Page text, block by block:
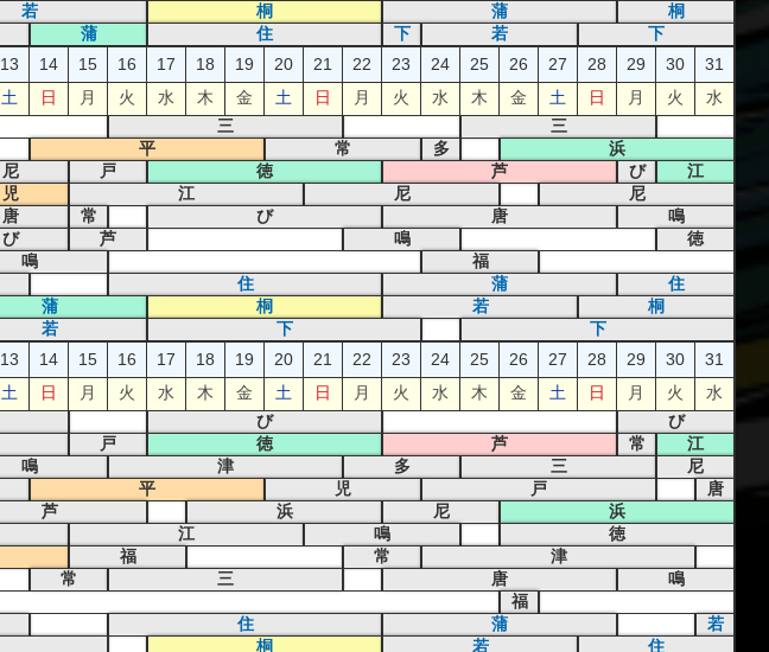
若 桐 蒲
桐
蒲 住 下 若 下
13 14 15 16 17 18 19 20 21 22 23 24 25 26 27 28 29 30
31
土 日 月 火 水 木 金 土 日 月 火 水 木 金 土 日 月 火 水
三 三
平 常 多
浜
尼 戸 徳 芦 び
江
児 江 尼
尼
唐 常 び 唐
鳴
び 芦 鳴
徳
鳴 福
住 蒲
住
蒲 桐 若
桐
若 下 下
13 14 15 16 17 18 19 20 21 22 23 24 25 26 27 28 29 30
31
土 日 月 火 水 木 金 土 日 月 火 水 木 金 土 日 月 火 水
び び
戸 徳 芦 常
江
鳴 津 多 三
尼
平 児 戸
唐
芦 浜 尼
浜
江 鳴
徳
福 常
津
常 三 唐
鳴
福
住 蒲
若
桐 若 住